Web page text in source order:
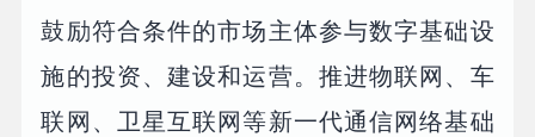
鼓励符合条件的市场主体参与数字基础设
施的投资、建设和运营。推进物联网、车
联网、卫星互联网等新一代通信网络基础